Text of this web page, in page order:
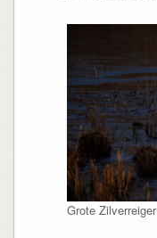
Grote Zilverreiger